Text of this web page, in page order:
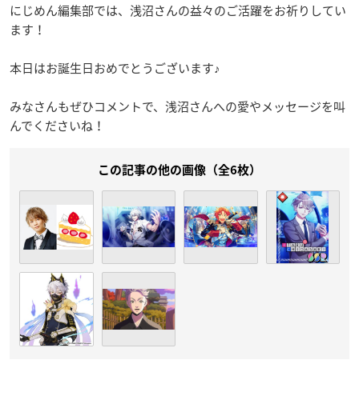
にじめん編集部では、浅沼さんの益々のご活躍をお祈りしてい
ます！
本日はお誕生日おめでとうございます♪
みなさんもぜひコメントで、浅沼さんへの愛やメッセージを叫
んでくださいね！
この記事の他の画像（全6枚）